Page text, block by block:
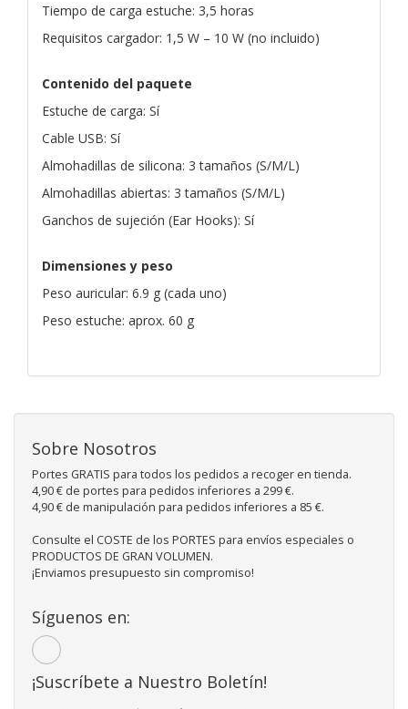
Tiempo de carga estuche: 3,5 horas
Requisitos cargador: 1,5 W – 10 W (no incluido)
Contenido del paquete
Estuche de carga: Sí
Cable USB: Sí
Almohadillas de silicona: 3 tamaños (S/M/L)
Almohadillas abiertas: 3 tamaños (S/M/L)
Ganchos de sujeción (Ear Hooks): Sí
Dimensiones y peso
Peso auricular: 6.9 g (cada uno)
Peso estuche: aprox. 60 g
Sobre Nosotros
Portes GRATIS para todos los pedidos a recoger en tienda.
4,90 € de portes para pedidos inferiores a 299 €.
4,90 € de manipulación para pedidos inferiores a 85 €.
Consulte el COSTE de los PORTES para envíos especiales o
PRODUCTOS DE GRAN VOLUMEN.
¡Enviamos presupuesto sin compromiso!
Síguenos en:
¡Suscríbete a Nuestro Boletín!